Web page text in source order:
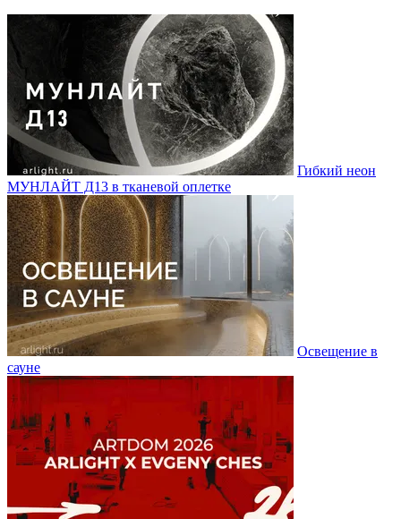
Гибкий неон
МУНЛАЙТ Д13 в тканевой оплетке
Освещение в
сауне